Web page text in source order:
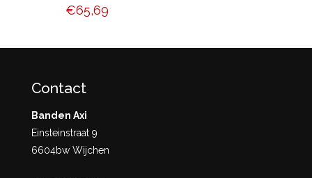
€65,69
Contact
Banden Axi
Einsteinstraat 9
6604bw Wijchen